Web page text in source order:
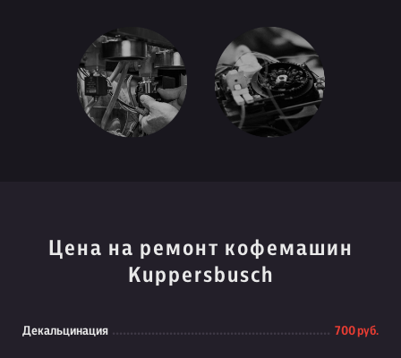
Цена на ремонт кофемашин
Kuppersbusch
Декальцинация 700 руб.